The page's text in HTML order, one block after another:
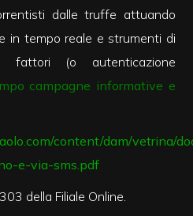
dalle truffe attuando
in tempo reale e strumenti di
fattori (o autenticazione
campagne informative e
content/dam/vetrina/
e-via-sms.pdf
della Filiale Online.